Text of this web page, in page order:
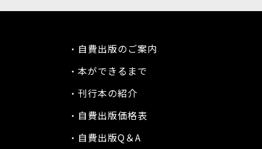
自費出版のご案内
本ができるまで
刊行本の紹介
自費出版価格表
自費出版Q＆A